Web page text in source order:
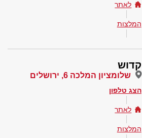
לאתר
המלצות
קדוש
שלומציון המלכה 6, ירושלים
הצג טלפון
לאתר
המלצות